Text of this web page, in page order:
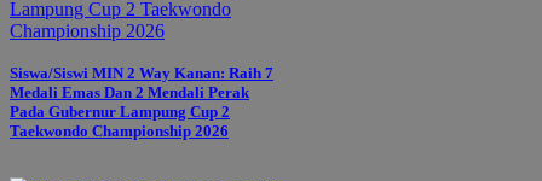
Siswa/Siswi MIN 2 Way Kanan: Raih 7
Medali Emas Dan 2 Mendali Perak
Pada Gubernur Lampung Cup 2
Taekwondo Championship 2026